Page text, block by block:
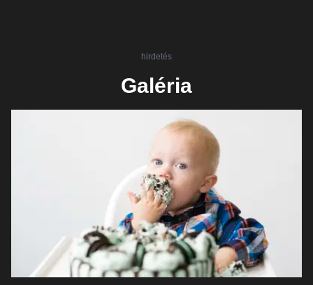
hirdetés
Galéria